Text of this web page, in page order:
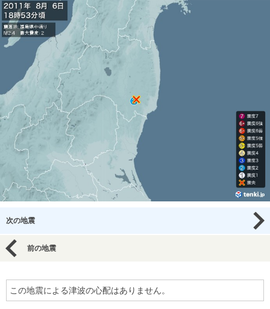
次の地震
前の地震
この地震による津波の心配はありません。